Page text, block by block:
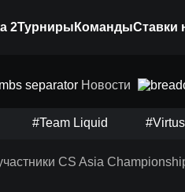
2Турниры КомандыСтавки
Новости
#Team Liquid2025